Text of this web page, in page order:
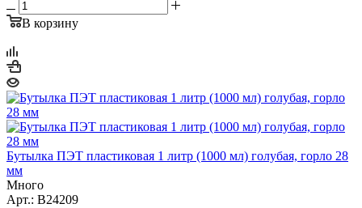
В корзину
Бутылка ПЭТ пластиковая 1 литр (1000 мл) голубая, горло 28
мм
Много
Арт.: B24209